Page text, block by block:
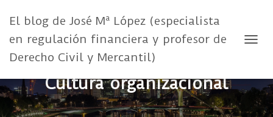
El blog de José Mª López (especialista
en regulación financiera y profesor de
Derecho Civil y Mercantil)
Cultura organizacional